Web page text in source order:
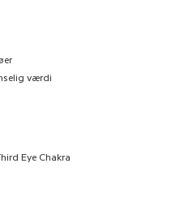
værdi
Eye Chakra